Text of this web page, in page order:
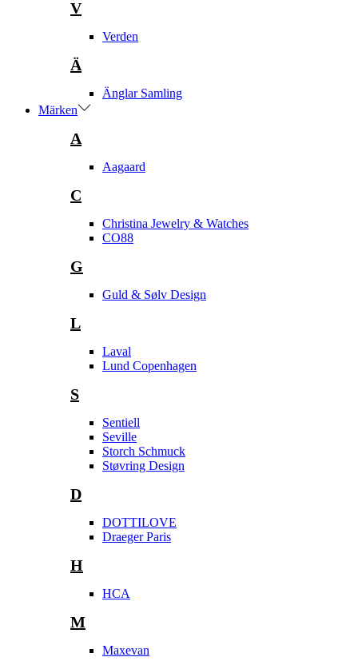
V
Verden
Ä
Änglar Samling
Märken
A
Aagaard
C
Christina Jewelry & Watches
CO88
G
Guld & Sølv Design
L
Laval
Lund Copenhagen
S
Sentiell
Seville
Storch Schmuck
Støvring Design
D
DOTTILOVE
Draeger Paris
H
HCA
M
Maxevan